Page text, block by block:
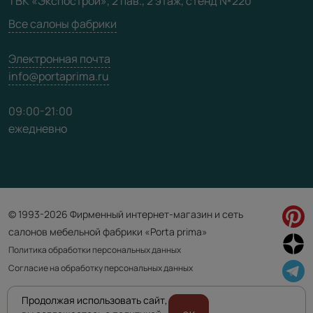
Карта сайта
Все салоны фабрики
Электронная почта
info@portaprima.ru
09:00-21:00
ежедневно
© 1993-2026 Фирменный интернет-магазин и сеть
салонов мебельной фабрики «Porta prima»
Политика обработки персональных данных
Согласие на обработку персональных данных
Приведенная на сайте информация не является публичной офертой
Продолжая использовать сайт,